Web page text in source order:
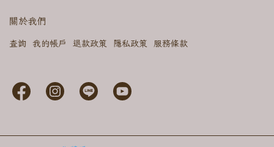
關於我們
查詢 我的帳戶 退款政策 隱私政策 服務條款